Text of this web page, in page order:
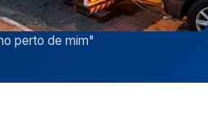
perto de mim"